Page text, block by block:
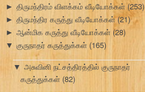
► திருமந்திரம் விளக்கம் வீடியோக்கள்(253)
► திருமந்திர கருத்து வீடியோக்கள்(21)
► ஆன்மிக கருத்து வீடியோக்கள் (28)
▼ குருநாதர் கருத்துக்கள் (165)
▼ அசுவினி நட்சத்திரத்தில் குருநாதர்
கருத்துக்கள் (82)